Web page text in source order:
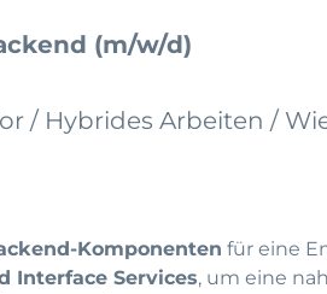
(m/w/d)
/ Hybrides Arbeiten /
Komponenten für eine
Interface Services, um eine